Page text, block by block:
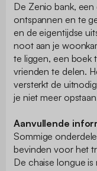
De Zenio bank,
ontspannen en te
en de eigentijdse
noot aan je
te liggen, een boek
vrienden te delen.
versterkt de
je niet meer
Aanvullende
Sommige
bevinden voor het
De chaise longue